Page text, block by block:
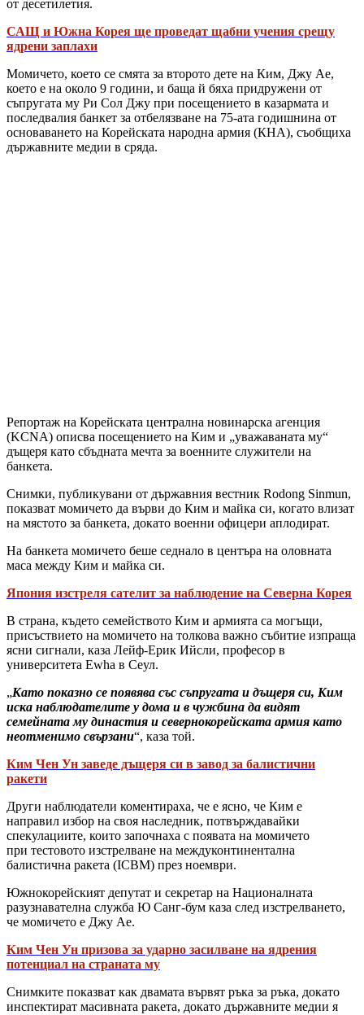
от десетилетия.
САЩ и Южна Корея ще проведат щабни учения срещу
ядрени заплахи
Момичето, което се смята за второто дете на Ким, Джу Ае,
което е на около 9 години, и баща й бяха придружени от
съпругата му Ри Сол Джу при посещението в казармата и
последвалия банкет за отбелязване на 75-ата годишнина от
основаването на Корейската народна армия (КНА), съобщиха
държавните медии в сряда.
Репортаж на Корейската централна новинарска агенция
(KCNA) описва посещението на Ким и „уважаваната му“
дъщеря като сбъдната мечта за военните служители на
банкета.
Снимки, публикувани от държавния вестник Rodong Sinmun,
показват момичето да върви до Ким и майка си, когато влизат
на мястото за банкета, докато военни офицери аплодират.
На банкета момичето беше седнало в центъра на оловната
маса между Ким и майка си.
Япония изстреля сателит за наблюдение на Северна Корея
В страна, където семейството Ким и армията са могъщи,
присъствието на момичето на толкова важно събитие изпраща
ясни сигнали, каза Лейф-Ерик Ийсли, професор в
университета Ewha в Сеул.
„Като показно се появява със съпругата и дъщеря си, Ким
иска наблюдателите у дома и в чужбина да видят
семейната му династия и севернокорейската армия като
неотменимо свързани“, каза той.
Ким Чен Ун заведе дъщеря си в завод за балистични
ракети
Други наблюдатели коментираха, че е ясно, че Ким е
направил избор на своя наследник, потвърждавайки
спекулациите, които започнаха с появата на момичето
при тестовото изстрелване на междуконтинентална
балистична ракета (ICBM) през ноември.
Южнокорейският депутат и секретар на Националната
разузнавателна служба Ю Санг-бум каза след изстрелването,
че момичето е Джу Ае.
Ким Чен Ун призова за ударно засилване на ядрения
потенциал на страната му
Снимките показват как двамата вървят ръка за ръка, докато
инспектират масивната ракета, докато държавните медии я